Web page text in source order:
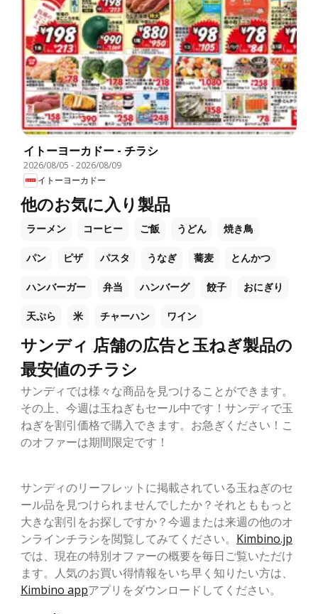
イトーヨーカドー - チラシ
2026/08/05 -2026/08/09
イトーヨーカドー
他のお気に入り製品
ラーメン コーヒー ご飯 うどん 焼き鳥
パン ピザ パスタ うなぎ 蕎麦 とんかつ
ハンバーガー 弁当 ハンバーグ 餃子 おにぎり
天ぷら 米 チャーハン ワイン
サンディ 店舗の広告と玉ねぎ製品の
最安値のチラシ
サンディでは様々な商品を見つけることができます。
その上、今週は玉ねぎもセール中です！サンディで玉
ねぎを割引価格で購入できます。お急ぎください！こ
のオファーは期間限定です！
サンディのリーフレットに掲載されている玉ねぎのセ
ール品を見つけられませんでしたか？それとももっと
大きな割引をお探しですか？今週または来週の他のオ
ンラインチラシを閲覧してみてください。 Kimbino.jp
では、現在の特別オファーの概要を毎日ご覧いただけ
ます。人気のお買い得情報をいち早く知りたい方は、
Kimbino appアプリをダウンロードしてください。